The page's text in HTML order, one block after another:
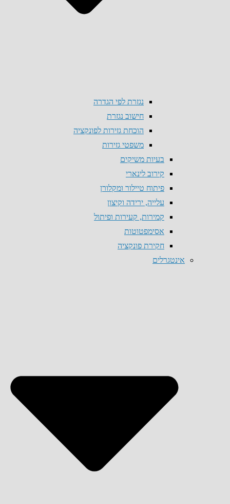
נגזרת לפי הגדרה
חישוב נגזרת
הוכחת גזירות לפונקציה
משפטי גזירות
בעיות משיקים
קירוב לינארי
פיתוח טיילור ומקלורן
עלייה, ירידה וקיצון
קמירות, קעירות ופיתול
אסימפטוטות
חקירת פונקציה
אינטגרלים